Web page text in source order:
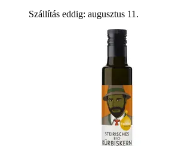
Szállítás eddig: augusztus 11.